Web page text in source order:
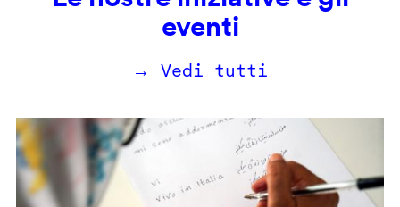
eventi
→ Vedi tutti